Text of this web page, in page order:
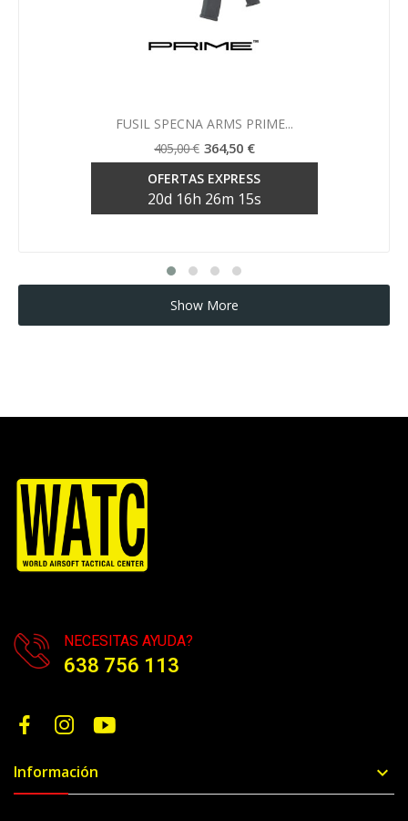
Vista rápida
FUSIL SPECNA ARMS PRIME...
405,00 € 364,50 €
OFERTAS EXPRESS
20d 16h 26m 15s
Show More
NECESITAS AYUDA?
638 756 113
Información 